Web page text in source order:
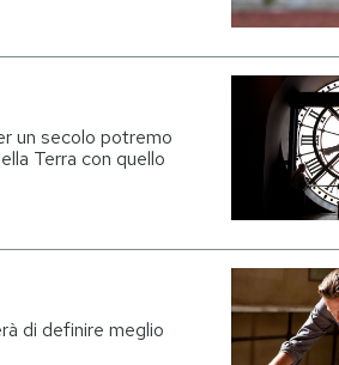
un secolo potremo
Terra con quello
di definire meglio